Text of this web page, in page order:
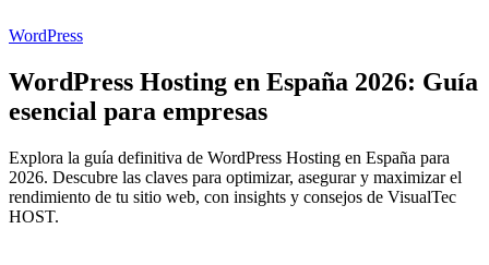
WordPress
WordPress Hosting en España 2026: Guía
esencial para empresas
Explora la guía definitiva de WordPress Hosting en España para
2026. Descubre las claves para optimizar, asegurar y maximizar el
rendimiento de tu sitio web, con insights y consejos de VisualTec
HOST.